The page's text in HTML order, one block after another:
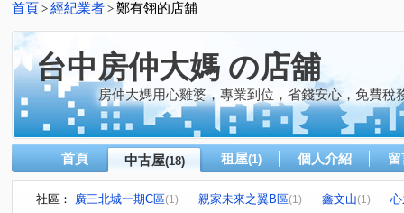
首頁 > 經紀業者 > 鄭有翎的店舖
台中房仲大媽 の店舖
房仲大媽用心雞婆，專業到位，省錢安心，免費稅
首頁 中古屋(18) 租屋(1) 個人介紹
社區： 廣三北城一期C區(1) 親家未來之翼B區(1) 鑫文山(1)